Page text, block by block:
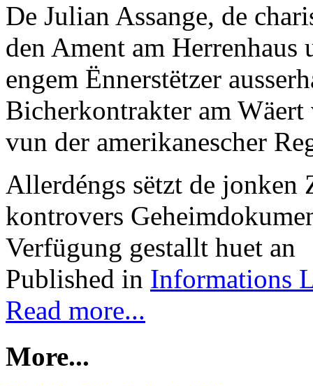
De Julian Assange, de
den Ament am
engem Ënnerstëtzer
Bicherkontrakter am
vun der amerikanescher
Allerdéngs sëtzt de jonken
kontrovers
Verfügung gestallt huet an
Published in Informations
Read more...
More...